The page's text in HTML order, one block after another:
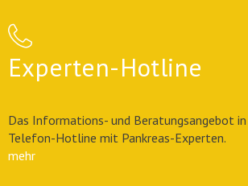
Experten-Hotline
Das Informations- und Beratungsangebot
Telefon-Hotline mit Pankreas-Experten.
mehr